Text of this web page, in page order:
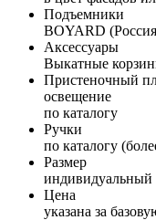
Подъемники
BOYARD
Аксессуары
Выкатные
Пристеночный
освещение
по каталогу
Ручки
по каталогу
Размер
индивидуальный
Цена
указана за